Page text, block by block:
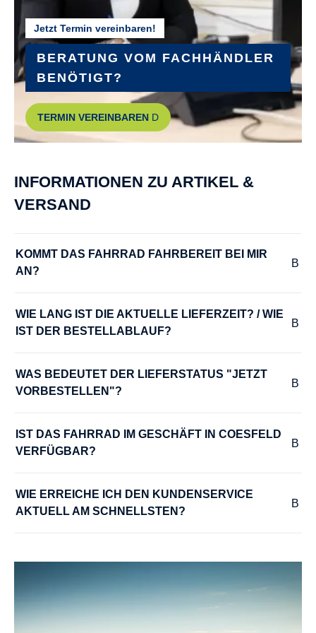
GABEL :
SR Suntour Mobie25, Air
GEPÄCKTRÄGER :
MonkeyLoad Carrier
ca. 28 kg
black shiny
Enviolo TRE
KURBELGARNITUR :
Samox
LADEGERÄT :
Bosch 4A Charger
LENKER :
MODELLJAHR :
Jetzt Termin vereinbaren!
BERATUNG VOM FACHHÄNDLER
BENÖTIGT?
TERMIN VEREINBAREN
INFORMATIONEN ZU ARTIKEL &
VERSAND
KOMMT DAS FAHRRAD FAHRBEREIT BEI MIR
AN?
WIE LANG IST DIE AKTUELLE LIEFERZEIT? / WIE
IST DER BESTELLABLAUF?
WAS BEDEUTET DER LIEFERSTATUS "JETZT
VORBESTELLEN"?
IST DAS FAHRRAD IM GESCHÄFT IN COESFELD
VERFÜGBAR?
WIE ERREICHE ICH DEN KUNDENSERVICE
AKTUELL AM SCHNELLSTEN?